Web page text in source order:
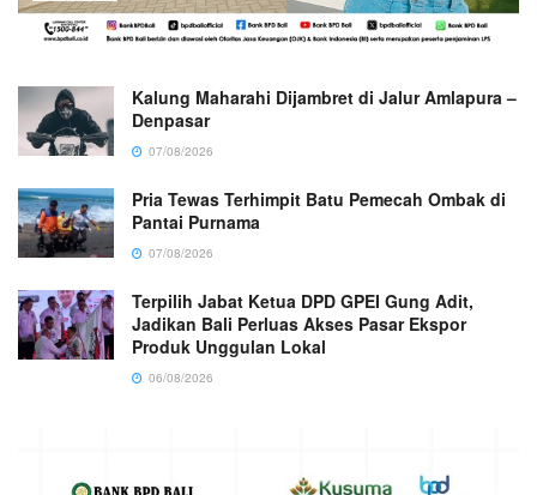
Kalung Maharahi Dijambret di Jalur Amlapura –
Denpasar
07/08/2026
Pria Tewas Terhimpit Batu Pemecah Ombak di
Pantai Purnama
07/08/2026
Terpilih Jabat Ketua DPD GPEI Gung Adit,
Jadikan Bali Perluas Akses Pasar Ekspor
Produk Unggulan Lokal
06/08/2026